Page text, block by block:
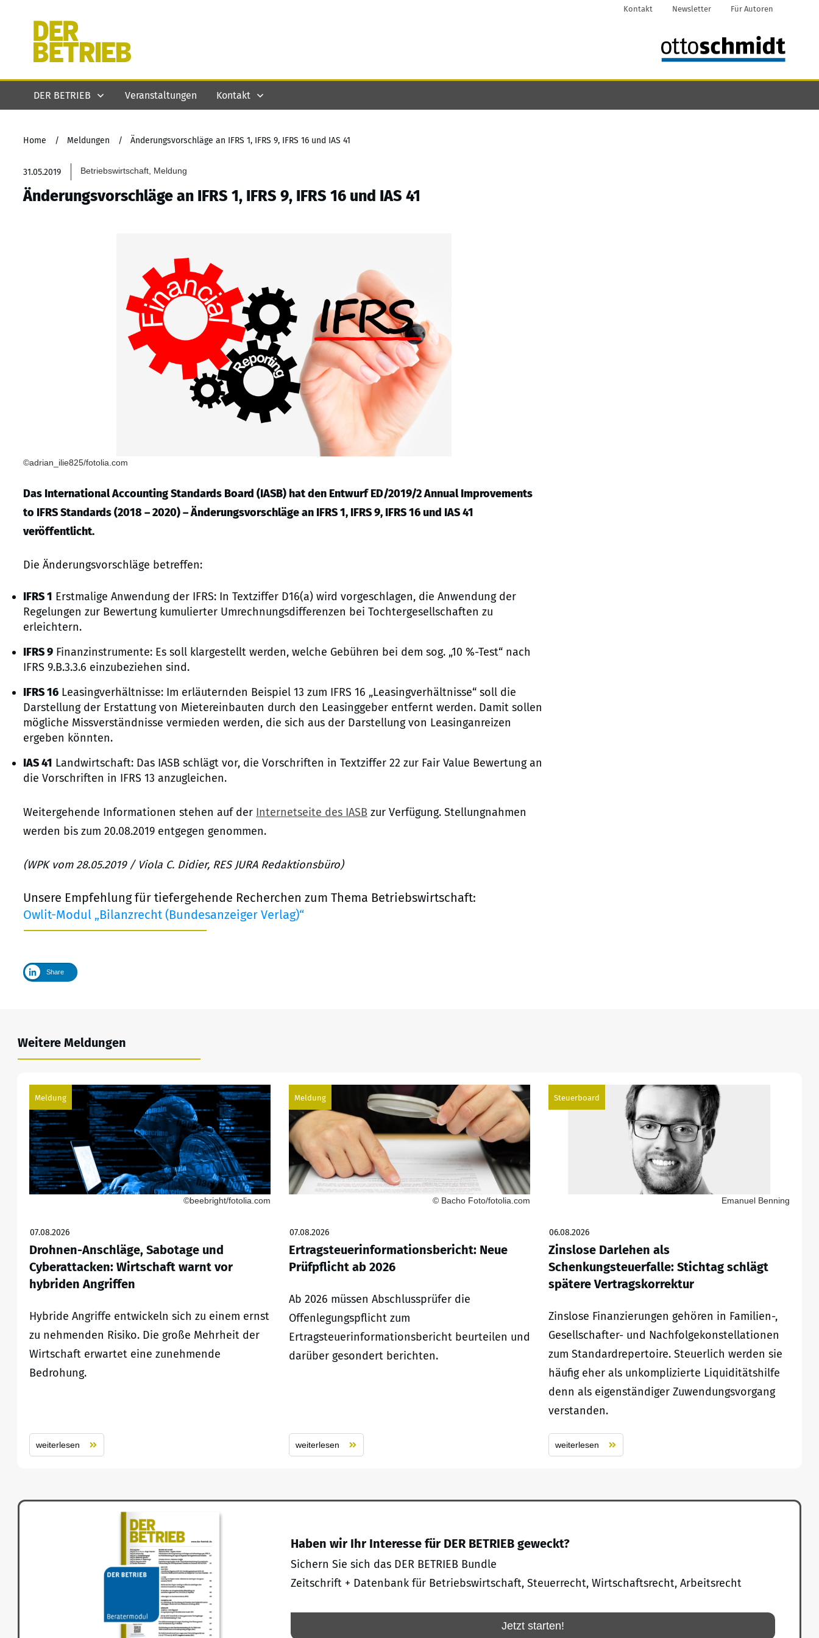
Kontakt Newsletter Für Autoren
DER BETRIEB Veranstaltungen Kontakt
Home / Meldungen / Änderungsvorschläge an IFRS 1, IFRS 9, IFRS 16 und IAS 41
31.05.2019 Betriebswirtschaft, Meldung
Änderungsvorschläge an IFRS 1, IFRS 9, IFRS 16 und IAS 41
©adrian_ilie825/fotolia.com
Das International Accounting Standards Board (IASB) hat den Entwurf ED/2019/2 Annual Improvements
to IFRS Standards (2018 – 2020) – Änderungsvorschläge an IFRS 1, IFRS 9, IFRS 16 und IAS 41
veröffentlicht.
Die Änderungsvorschläge betreffen:
IFRS 1 Erstmalige Anwendung der IFRS: In Textziffer D16(a) wird vorgeschlagen, die Anwendung der
Regelungen zur Bewertung kumulierter Umrechnungsdifferenzen bei Tochtergesellschaften zu
erleichtern.
IFRS 9 Finanzinstrumente: Es soll klargestellt werden, welche Gebühren bei dem sog. „10 %-Test“ nach
IFRS 9.B.3.3.6 einzubeziehen sind.
IFRS 16 Leasingverhältnisse: Im erläuternden Beispiel 13 zum IFRS 16 „Leasingverhältnisse“ soll die
Darstellung der Erstattung von Mietereinbauten durch den Leasinggeber entfernt werden. Damit sollen
mögliche Missverständnisse vermieden werden, die sich aus der Darstellung von Leasinganreizen
ergeben könnten.
IAS 41 Landwirtschaft: Das IASB schlägt vor, die Vorschriften in Textziffer 22 zur Fair Value Bewertung an
die Vorschriften in IFRS 13 anzugleichen.
Weitergehende Informationen stehen auf der Internetseite des IASB zur Verfügung. Stellungnahmen
werden bis zum 20.08.2019 entgegen genommen.
(WPK vom 28.05.2019 / Viola C. Didier, RES JURA Redaktionsbüro)
Unsere Empfehlung für tiefergehende Recherchen zum Thema Betriebswirtschaft:
Owlit-Modul „Bilanzrecht (Bundesanzeiger Verlag)“
Share
Weitere Meldungen
Meldung
©beebright/fotolia.com
07.08.2026
Drohnen-Anschläge, Sabotage und
Cyberattacken: Wirtschaft warnt vor
hybriden Angriffen
Hybride Angriffe entwickeln sich zu einem ernst
zu nehmenden Risiko. Die große Mehrheit der
Wirtschaft erwartet eine zunehmende
Bedrohung.
weiterlesen
Meldung
© Bacho Foto/fotolia.com
07.08.2026
Ertragsteuerinformationsbericht: Neue
Prüfpflicht ab 2026
Ab 2026 müssen Abschlussprüfer die
Offenlegungspflicht zum
Ertragsteuerinformationsbericht beurteilen und
darüber gesondert berichten.
weiterlesen
Steuerboard
Emanuel Benning
06.08.2026
Zinslose Darlehen als
Schenkungsteuerfalle: Stichtag schlägt
spätere Vertragskorrektur
Zinslose Finanzierungen gehören in Familien-,
Gesellschafter- und Nachfolgekonstellationen
zum Standardrepertoire. Steuerlich werden sie
häufig eher als unkomplizierte Liquiditätshilfe
denn als eigenständiger Zuwendungsvorgang
verstanden.
weiterlesen
Haben wir Ihr Interesse für DER BETRIEB geweckt?
Sichern Sie sich das DER BETRIEB Bundle
Zeitschrift + Datenbank für Betriebswirtschaft, Steuerrecht, Wirtschaftsrecht, Arbeitsrecht
Jetzt starten!